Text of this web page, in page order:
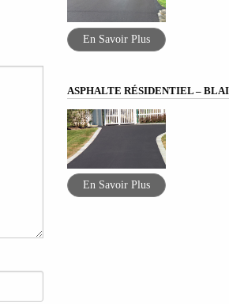
En Savoir Plus
ASPHALTE RÉSIDENTIEL –
En Savoir Plus